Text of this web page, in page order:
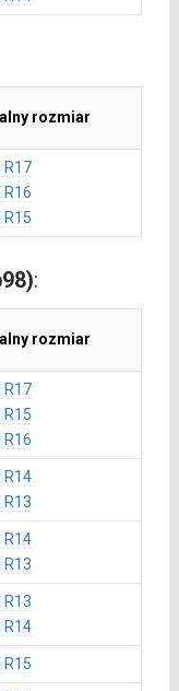
rozmiar
R17
:
rozmiar
R17
R14
R14
R14